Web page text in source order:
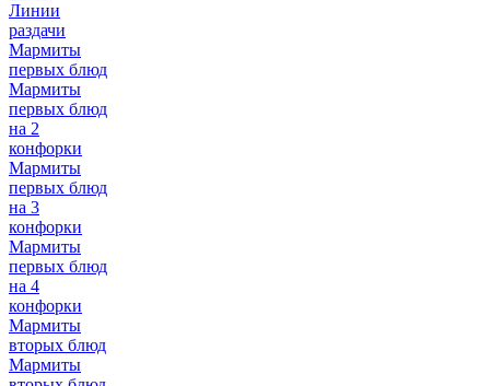
Линии
раздачи
Мармиты
первых блюд
Мармиты
первых блюд
на 2
конфорки
Мармиты
первых блюд
на 3
конфорки
Мармиты
первых блюд
на 4
конфорки
Мармиты
вторых блюд
Мармиты